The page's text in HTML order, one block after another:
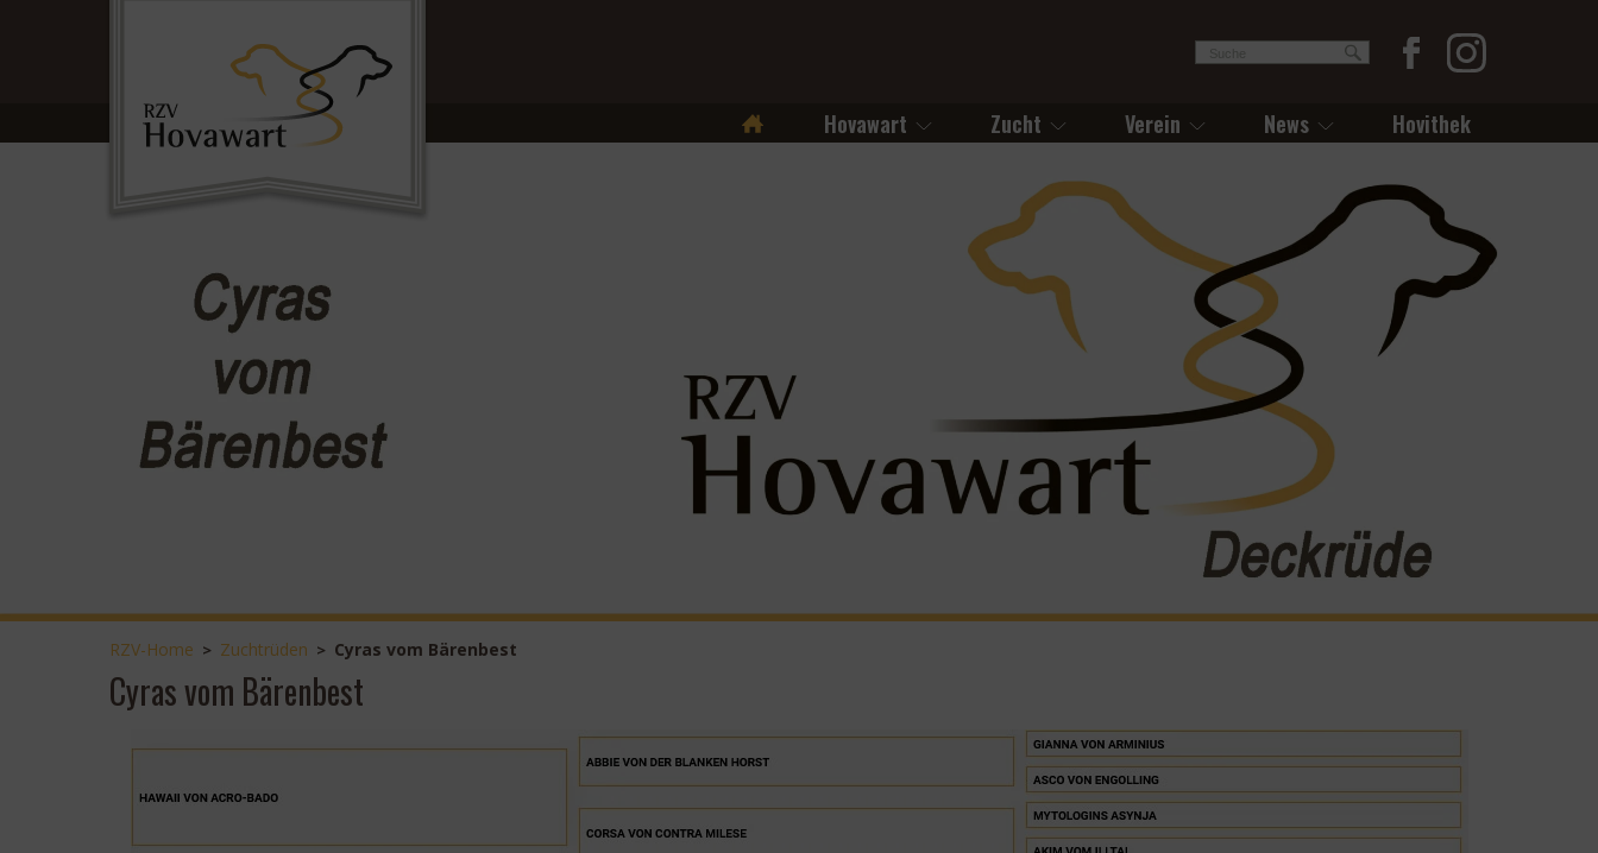
StartseiteHovawart Zucht Verein News Hovithek
RZV-Home > Zuchtrüden > Cyras vom Bärenbest
Cyras vom Bärenbest